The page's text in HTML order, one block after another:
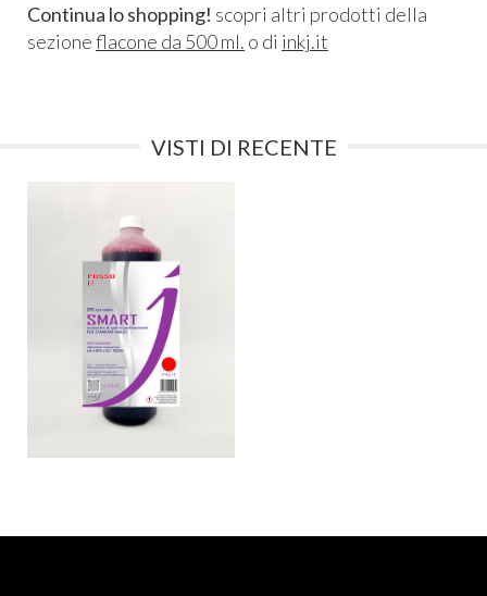
Continua lo shopping! scopri altri prodotti della
sezioneflacone da 500 ml. o di inkj.it
VISTI DI RECENTE